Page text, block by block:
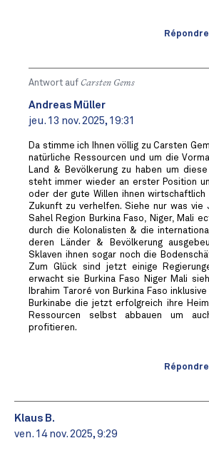
Antwort auf Carsten Gems
Andreas Müller
jeu. 13 nov. 2025, 19:31
Da stimme ich Ihnen völlig zu Carsten
natürliche Ressourcen und um die
Land & Bevölkerung zu haben um
steht immer wieder an erster Position
oder der gute Willen ihnen
Zukunft zu verhelfen. Siehe nur was vie
Sahel Region Burkina Faso, Niger, Mali
durch die Kolonalisten & die
deren Länder & Bevölkerung
Sklaven ihnen sogar noch die
Zum Glück sind jetzt einige
erwacht sie Burkina Faso Niger Mali
Ibrahim Taroré von Burkina Faso
Burkinabe die jetzt erfolgreich ihre
Ressourcen selbst abbauen um
profitieren.
Klaus B.
ven. 14 nov. 2025, 9:29